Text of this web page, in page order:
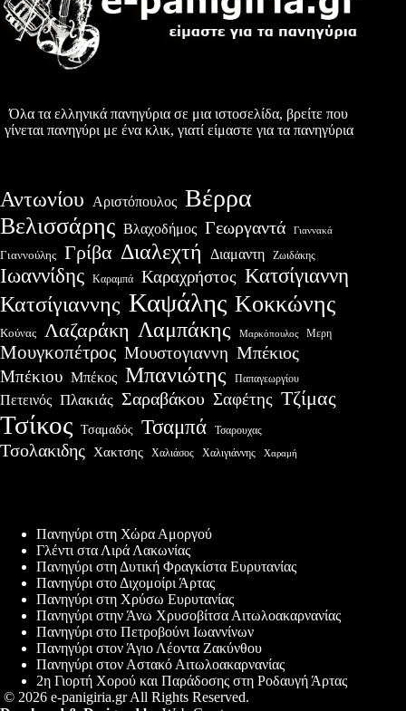
Όλα τα ελληνικά πανηγύρια σε μια ιστοσελίδα, βρείτε που
γίνεται πανηγύρι με ένα κλικ, γιατί είμαστε για τα πανηγύρια
Αντωνίου Αριστόπουλος Βέρρα
Βελισσάρης Βλαχοδήμος Γεωργαντά Γιαννακά
Γιαννούλης Γρίβα Διαλεχτή Διαμαντη Ζωιδάκης
Ιωαννίδης Καραμπά Καραχρήστος Κατσίγιαννη
Κατσίγιαννης Καψάλης Κοκκώνης
Κούνας Λαζαράκη Λαμπάκης Μαρκόπουλος Μερη
Μουγκοπέτρος Μουστογιαννη Μπέκιος
Μπέκιου Μπέκος Μπανιώτης Παπαγεωργίου
Πετεινός Πλακιάς Σαραβάκου Σαφέτης Τζίμας
Τσίκος Τσαμαδός Τσαμπά Τσαρουχας
Τσολακιδης Χακτσης Χαλιάσος Χαλιγιάννης Χαραμή
Πανηγύρι στη Χώρα Αμοργού
Γλέντι στα Λιρά Λακωνίας
Πανηγύρι στη Δυτική Φραγκίστα Ευρυτανίας
Πανηγύρι στο Διχομοίρι Άρτας
Πανηγύρι στη Χρύσω Ευρυτανίας
Πανηγύρι στην Άνω Χρυσοβίτσα Αιτωλοακαρνανίας
Πανηγύρι στο Πετροβούνι Ιωαννίνων
Πανηγύρι στον Άγιο Λέοντα Ζακύνθου
Πανηγύρι στον Αστακό Αιτωλοακαρνανίας
2η Γιορτή Χορού και Παράδοσης στη Ροδαυγή Άρτας
© 2026 e-panigiria.gr All Rights Reserved.